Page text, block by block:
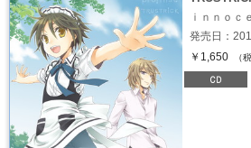
ｉｎｎｏｃ
発売日：
￥1,650
（